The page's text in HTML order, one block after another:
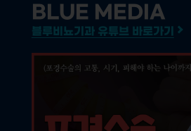
BLUE MEDIA
블루비뇨기과 유튜브 바로가기